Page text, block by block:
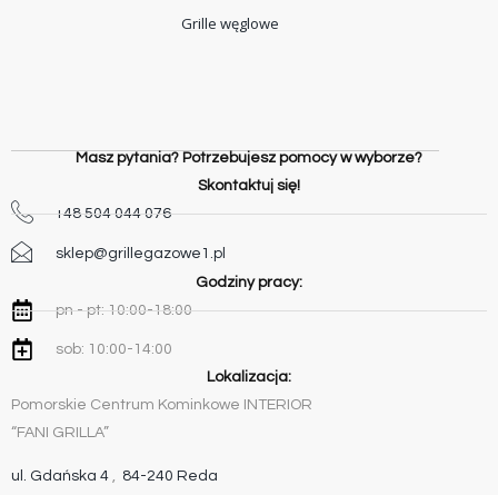
Grille węglowe
Masz pytania? Potrzebujesz pomocy w wyborze?
Skontaktuj się!
+48 504 044 076
sklep@grillegazowe1.pl
Godziny pracy:
pn - pt: 10:00-18:00
sob: 10:00-14:00
Lokalizacja:
Pomorskie Centrum Kominkowe INTERIOR
“FANI GRILLA”
ul. Gdańska 4 , 84-240 Reda